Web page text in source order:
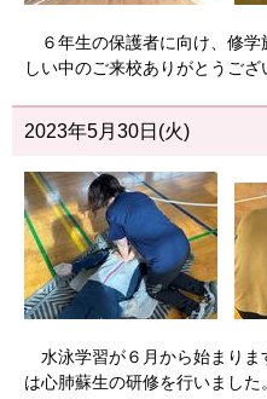
６年生の保護者に向け、修学
しい中のご来校ありがとうござ
2023年5月30日(火)
水泳学習が６月から始まりま
は心肺蘇生の研修を行いました